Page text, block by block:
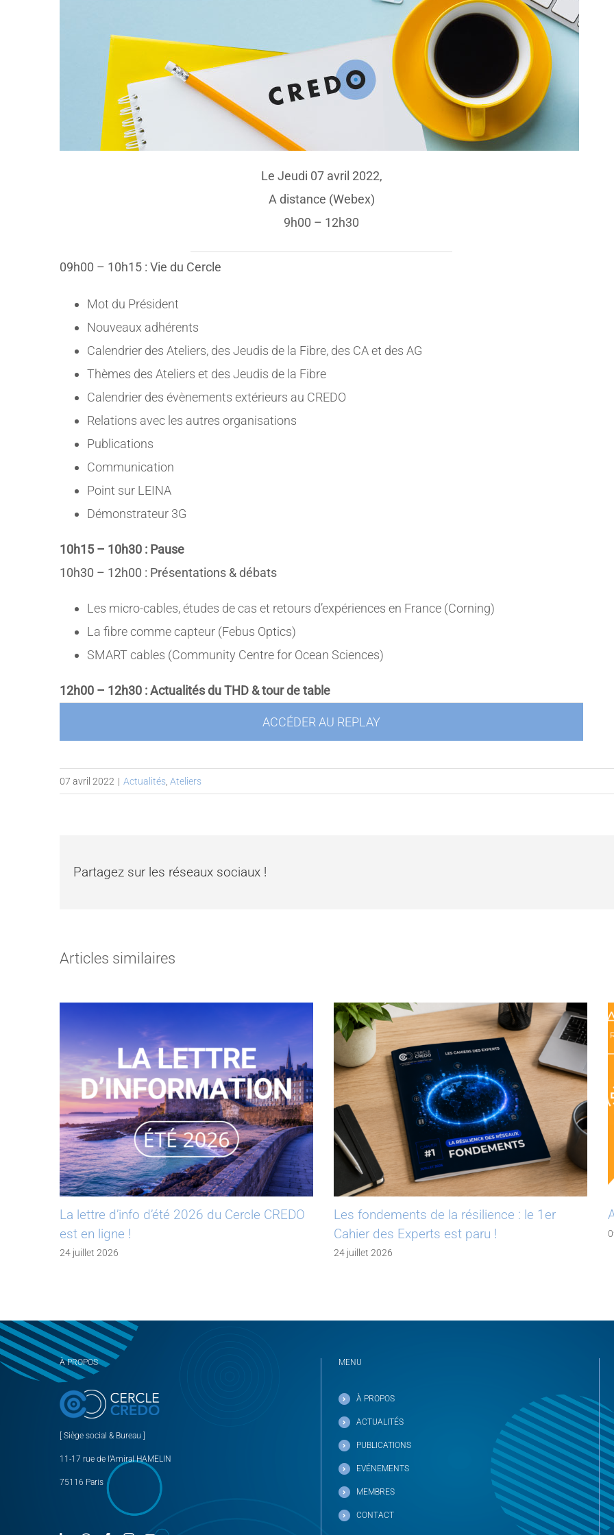
Le Jeudi ­07 avril 2022,
A distance (Webex)
9h00 – 12h30
09h00 – 10h15 : Vie du Cercle
Mot du Président
Nouveaux adhérents
Calendrier des Ateliers, des Jeudis de la Fibre, des CA et des AG
Thèmes des Ateliers et des Jeudis de la Fibre
Calendrier des évènements extérieurs au CREDO
Relations avec les autres organisations
Publications
Communication
Point sur LEINA
Démonstrateur 3G
10h15 – 10h30 : Pause
10h30 – 12h00 : Présentations & débats
Les micro-cables, études de cas et retours d’expériences en France (Corning)
La fibre comme capteur (Febus Optics)
SMART cables (Community Centre for Ocean Sciences)
12h00 – 12h30 : Actualités du THD & tour de table
ACCÉDER AU REPLAY
07 avril 2022 | Actualités Ateliers
Partagez sur les réseaux sociaux !
Articles similaires
La lettre d’info d’été 2026 du Cercle CREDO
est en ligne !
24 juillet 2026
Les fondements de la résilience : le 1er
Cahier des Experts est paru !
24 juillet 2026
À PROPOS
[ Siège social & Bureau ]
11-17 rue de l’Amiral HAMELIN
75116 Paris
MENU
À PROPOS
ACTUALITÉS
PUBLICATIONS
EVÉNEMENTS
MEMBRES
CONTACT